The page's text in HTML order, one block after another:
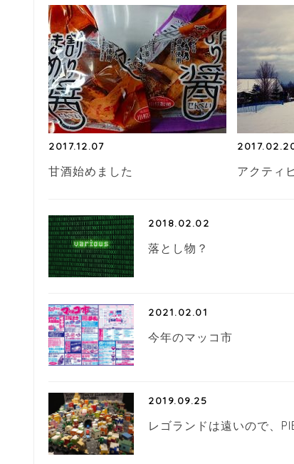
o
k
2017.12.07
甘酒始めました アクティ
2018.02.02
落とし物？
2021.02.01
今年のマッコ市
2019.09.25
レゴランドは遠いので、